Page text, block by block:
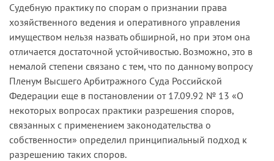
подтверждения государством возникновения,
перехода и прекращения прав на недвижимое
имущество, в связи с чем правоотношение
приобретает публично"правовой характер, а
решение третейского суда – публично-
правовые последствия.
Споры, имеющие публично-правовой характер
или публично-правовые последствия, не
подлежат рассмотрению в третейском суде.
Делам о признании права муниципальной
собственности на бесхозяйную вещь посвящена
отдельная глава ГПК РФ, регламентирующая, в
частности, порядок подачи подобного
заявления в суд общей юрисдикции и его
содержание, порядок вынесения судом
решения о признании права муниципальной
собственности на объект недвижимости (глава
33).
Таким образом, дела о признании права
Судебную практику по спорам о признании права
хозяйственного ведения и оперативного управления
имуществом нельзя назвать обширной, но при этом она
отличается достаточной устойчивостью. Возможно, это в
немалой степени связано с тем, что по данному вопросу
Пленум Высшего Арбитражного Суда Российской
Федерации еще в постановлении от 17.09.92 № 13 «О
некоторых вопросах практики разрешения споров,
связанных с применением законодательства о
собственности» определил принципиальный подход к
разрешению таких споров.